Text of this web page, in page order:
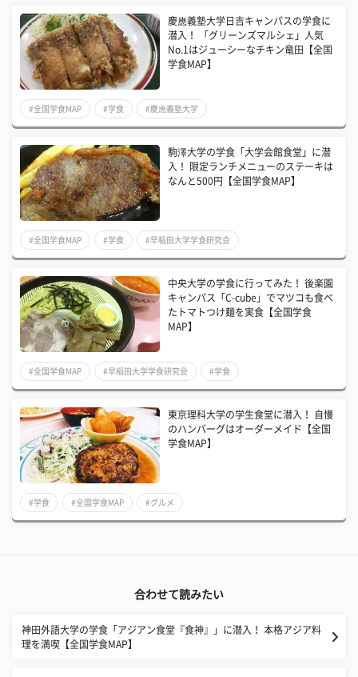
慶應義塾大学日吉キャンパスの学食に
潜入！ 「グリーンズマルシェ」人気
No.1はジューシーなチキン竜田【全国
学食MAP】
#全国学食MAP #学食 #慶應義塾大学
駒澤大学の学食「大学会館食堂」に潜
入！ 限定ランチメニューのステーキは
なんと500円【全国学食MAP】
#全国学食MAP #学食 #早稲田大学学食研究会
中央大学の学食に行ってみた！ 後楽園
キャンパス「C-cube」でマツコも食べ
たトマトつけ麺を実食【全国学食
MAP】
#全国学食MAP #早稲田大学学食研究会 #学食
東京理科大学の学生食堂に潜入！ 自慢
のハンバーグはオーダーメイド【全国
学食MAP】
#学食 #全国学食MAP #グルメ
合わせて読みたい
神田外語大学の学食「アジアン食堂『食神』」に潜入！ 本格アジア料
理を満喫【全国学食MAP】